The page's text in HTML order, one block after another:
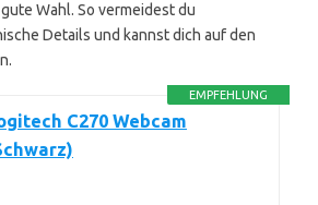
Wahl. So vermeidest du
Details und kannst dich auf den
EMPFEHLUNG
C270 Webcam